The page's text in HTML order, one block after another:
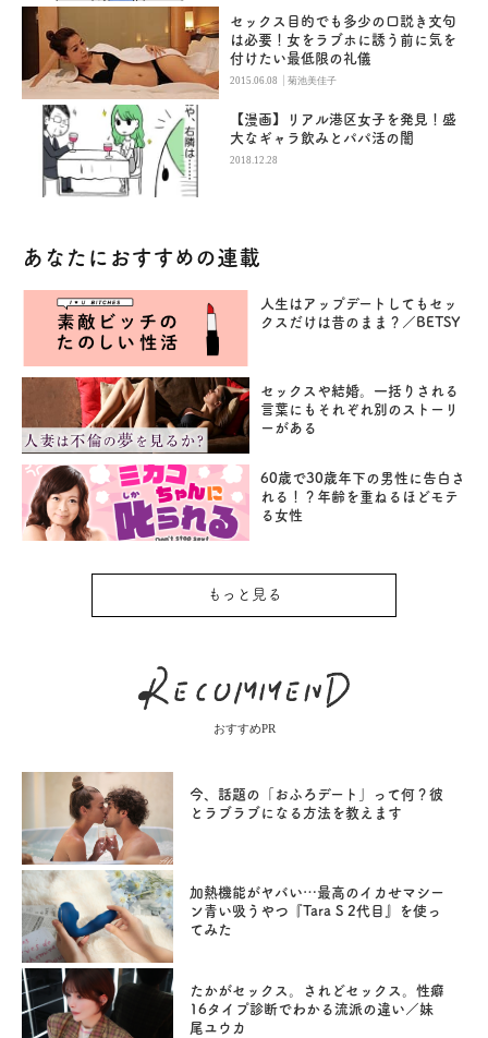
セックス目的でも多少の口説き文句
は必要！女をラブホに誘う前に気を
付けたい最低限の礼儀
2015.06.08 |菊池美佳子
【漫画】リアル港区女子を発見！盛
大なギャラ飲みとパパ活の闇
2018.12.28
あなたにおすすめの連載
人生はアップデートしてもセッ
クスだけは昔のまま？／BETSY
セックスや結婚。一括りされる
言葉にもそれぞれ別のストーリ
ーがある
60歳で30歳年下の男性に告白さ
れる！？年齢を重ねるほどモテ
る女性
もっと見る
おすすめPR
今、話題の「おふろデート」って何？彼
とラブラブになる方法を教えます
加熱機能がヤバい…最高のイカせマシー
ン青い吸うやつ『Tara S 2代目』を使っ
てみた
たかがセックス。されどセックス。性癖
16タイプ診断でわかる流派の違い／妹
尾ユウカ